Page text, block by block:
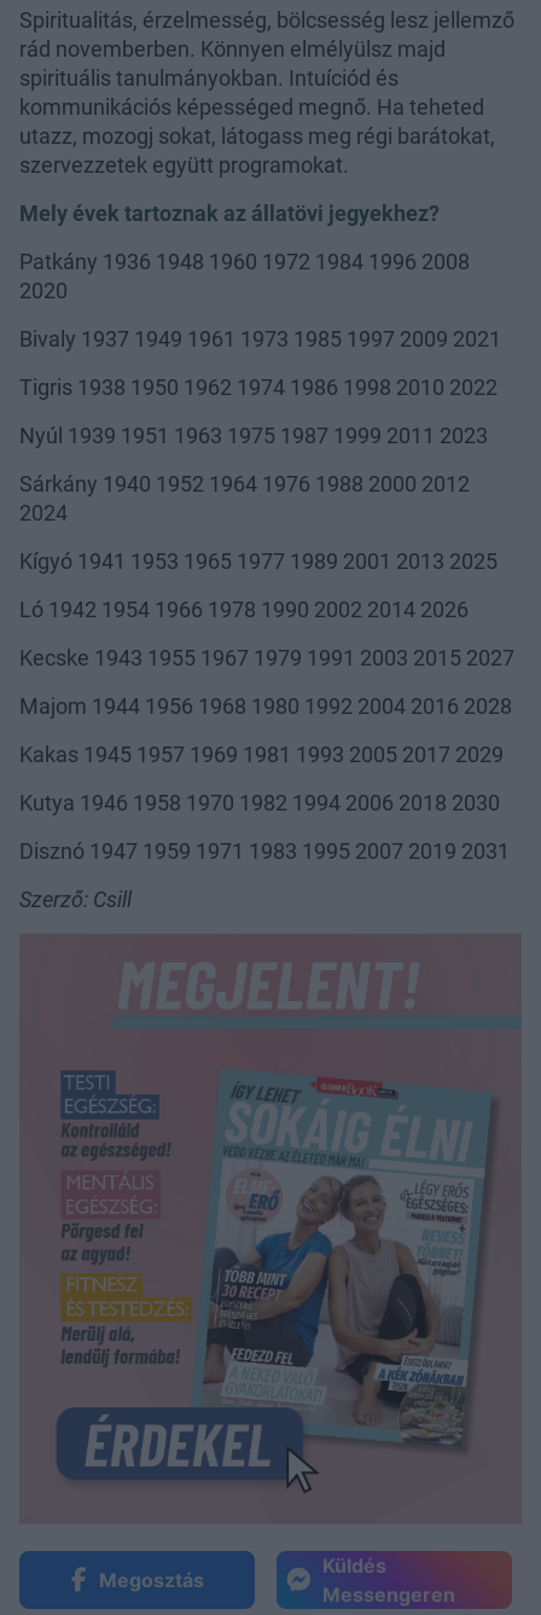
Spiritualitás, érzelmesség, bölcsesség lesz jellemző
rád novemberben. Könnyen elmélyülsz majd
spirituális tanulmányokban. Intuíciód és
kommunikációs képességed megnő. Ha teheted
utazz, mozogj sokat, látogass meg régi barátokat,
szervezzetek együtt programokat.
Mely évek tartoznak az állatövi jegyekhez?
Patkány 1936 1948 1960 1972 1984 1996 2008
2020
Bivaly 1937 1949 1961 1973 1985 1997 2009 2021
Tigris 1938 1950 1962 1974 1986 1998 2010 2022
Nyúl 1939 1951 1963 1975 1987 1999 2011 2023
Sárkány 1940 1952 1964 1976 1988 2000 2012
2024
Kígyó 1941 1953 1965 1977 1989 2001 2013 2025
Ló 1942 1954 1966 1978 1990 2002 2014 2026
Kecske 1943 1955 1967 1979 1991 2003 2015 2027
Majom 1944 1956 1968 1980 1992 2004 2016 2028
Kakas 1945 1957 1969 1981 1993 2005 2017 2029
Kutya 1946 1958 1970 1982 1994 2006 2018 2030
Disznó 1947 1959 1971 1983 1995 2007 2019 2031
Szerző: Csill
Megosztás
Küldés
Messengeren